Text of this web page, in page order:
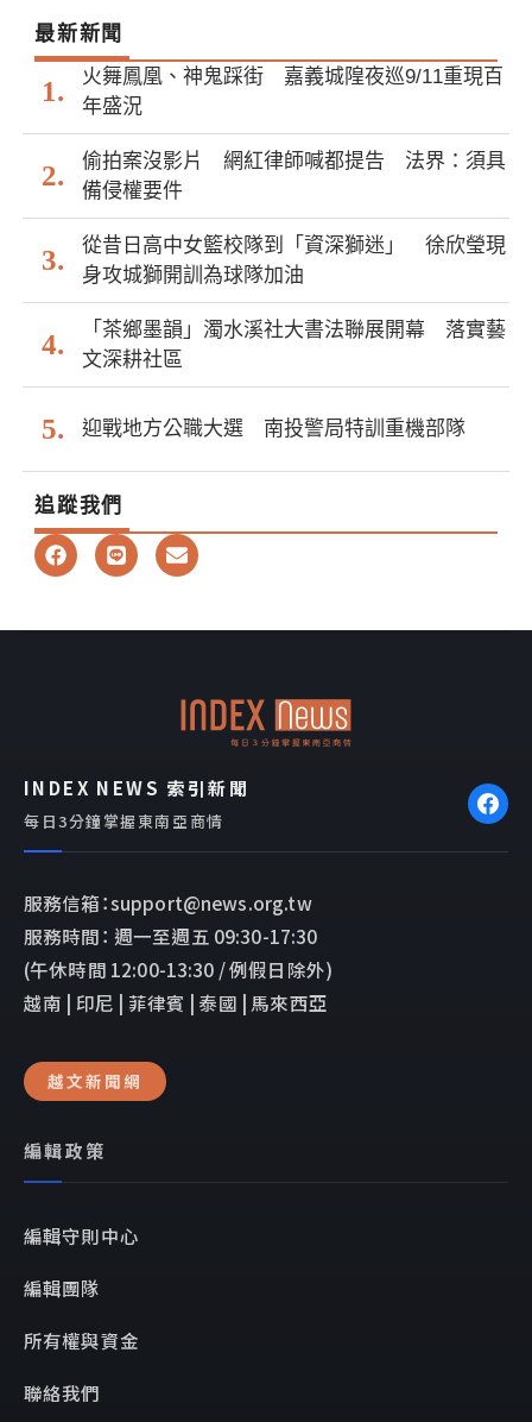
最新新聞
火舞鳳凰、神鬼踩街 嘉義城隍夜巡9/11重現百
年盛況
偷拍案沒影片 網紅律師喊都提告 法界：須具
備侵權要件
從昔日高中女籃校隊到「資深獅迷」 徐欣瑩現
身攻城獅開訓為球隊加油
「茶鄉墨韻」濁水溪社大書法聯展開幕 落實藝
文深耕社區
迎戰地方公職大選 南投警局特訓重機部隊
追蹤我們
F
a
b
L
i
E
n
l
INDEX NEWS 索引新聞
每日3分鐘掌握東南亞商情
服務信箱：support@news.org.tw
服務時間： 週一至週五 09:30-17:30
(午休時間 12:00-13:30 / 例假日除外)
越南 | 印尼 | 菲律賓 | 泰國 | 馬來西亞
越文新聞網
編輯政策
編輯守則中心
編輯團隊
所有權與資金
聯絡我們